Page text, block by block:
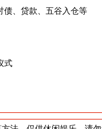
债、贷款、五谷入仓等
式